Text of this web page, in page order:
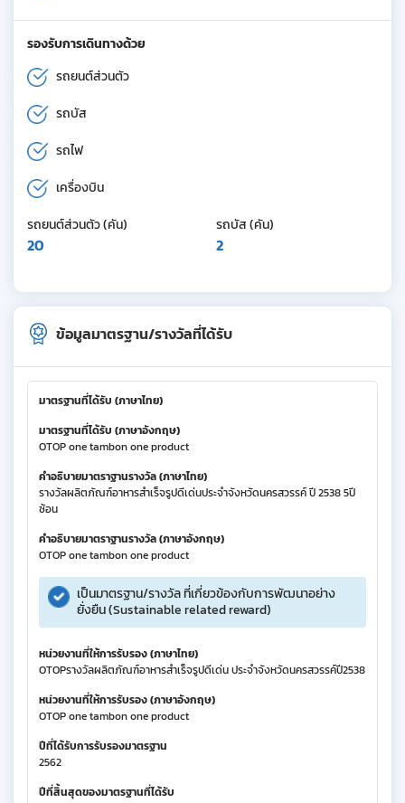
รองรับการเดินทางด้วย
รถยนต์ส่วนตัว
รถบัส
รถไฟ
เครื่องบิน
รถยนต์ส่วนตัว (คัน)
20
รถบัส (คัน)
2
ข้อมูลมาตรฐาน/รางวัลที่ได้รับ
มาตรฐานที่ได้รับ (ภาษาไทย)
มาตรฐานที่ได้รับ (ภาษาอังกฤษ)
OTOP one tambon one product
คำอธิบายมาตราฐานรางวัล (ภาษาไทย)
รางวัลผลิตภัณฑ์อาหารสำเร็จรูปดีเด่นประจำจังหวัดนครสวรรค์ ปี 2538 5ปี
ซ้อน
คำอธิบายมาตราฐานรางวัล (ภาษาอังกฤษ)
OTOP one tambon one product
เป็นมาตรฐาน/รางวัล ที่เกี่ยวข้องกับการพัฒนาอย่าง
ยั่งยืน (Sustainable related reward)
หน่วยงานที่ให้การรับรอง (ภาษาไทย)
OTOPรางวัลผลิตภัณฑ์อาหารสำเร็จรูปดีเด่น ประจำจังหวัดนครสวรรค์ปี2538
หน่วยงานที่ให้การรับรอง (ภาษาอังกฤษ)
OTOP one tambon one product
ปีที่ได้รับการรับรองมาตรฐาน
2562
ปีที่สิ้นสุดของมาตรฐานที่ได้รับ